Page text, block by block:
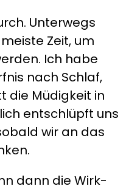
Unterwegs
Zeit, um
Ich habe
nach Schlaf,
die Müdigkeit in
entschlüpft uns
wir an das
dann die Wirk-